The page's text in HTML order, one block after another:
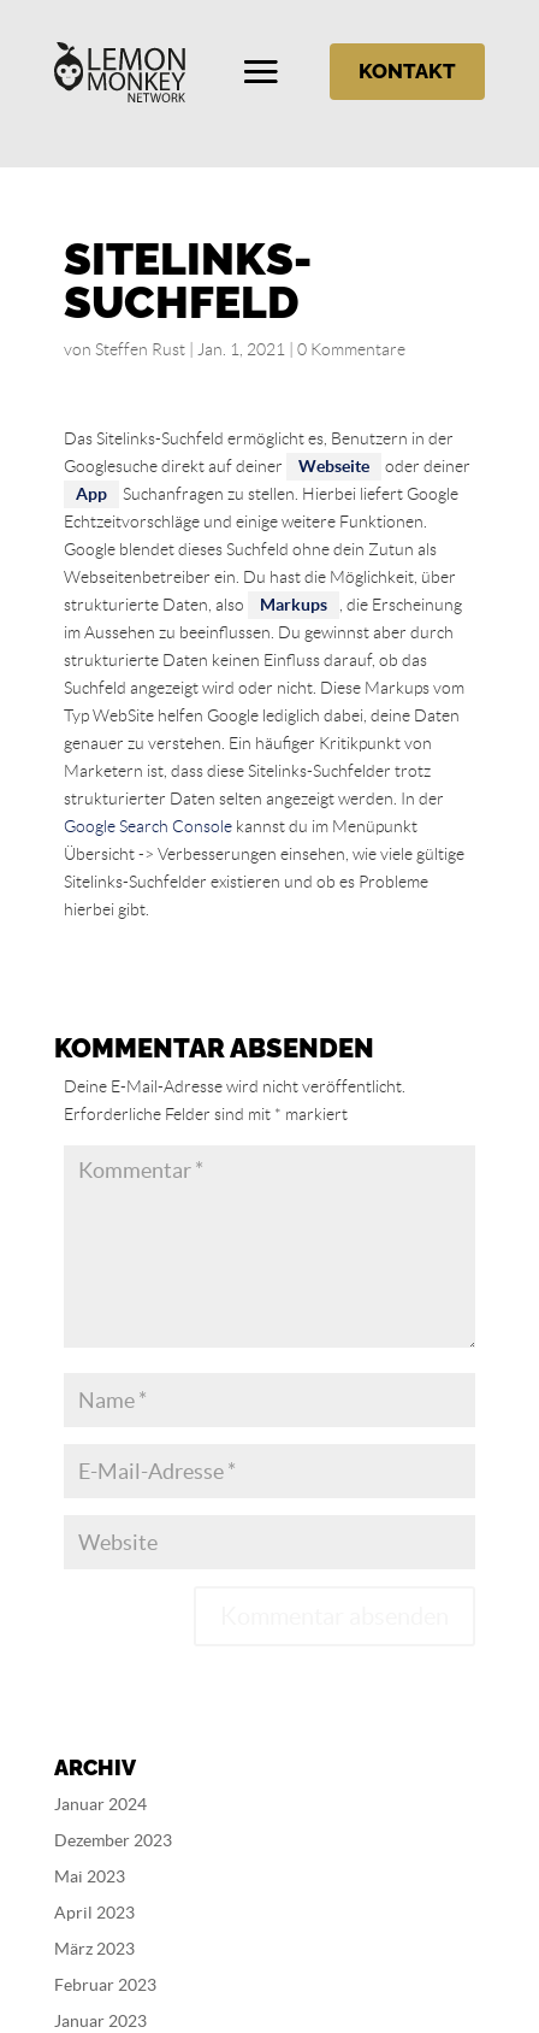
KONTAKT
SITELINKS-
SUCHFELD
von Steffen Rust| Jan. 1, 2021 0 Kommentare
Das Sitelinks-Suchfeld ermöglicht es, Benutzern in der
Googlesuche direkt auf deiner
Webseite
oder deiner
App
Suchanfragen zu stellen. Hierbei liefert Google
Echtzeitvorschläge und einige weitere Funktionen.
Google blendet dieses Suchfeld ohne dein Zutun als
Webseitenbetreiber ein. Du hast die Möglichkeit, über
strukturierte Daten, also
Markups
, die Erscheinung
im Aussehen zu beeinflussen. Du gewinnst aber durch
strukturierte Daten keinen Einfluss darauf, ob das
Suchfeld angezeigt wird oder nicht. Diese Markups vom
Typ WebSite helfen Google lediglich dabei, deine Daten
genauer zu verstehen. Ein häufiger Kritikpunkt von
Marketern ist, dass diese Sitelinks-Suchfelder trotz
strukturierter Daten selten angezeigt werden. In der
Google Search Consolekannst du im Menüpunkt
Übersicht -> Verbesserungen einsehen, wie viele gültige
Sitelinks-Suchfelder existieren und ob es Probleme
hierbei gibt.
KOMMENTAR ABSENDEN
Deine E-Mail-Adresse wird nicht veröffentlicht.
Erforderliche Felder sind mit * markiert
r
n
i
v
ARCHIV
Januar 2024
Dezember 2023
Mai 2023
April 2023
März 2023
Februar 2023
Januar 2023